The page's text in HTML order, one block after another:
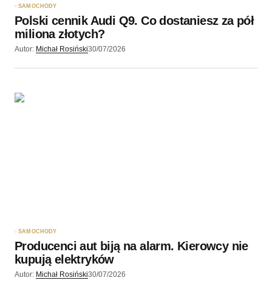
SAMOCHODY
Polski cennik Audi Q9. Co dostaniesz za pół
miliona złotych?
Autor: Michał Rosiński30/07/2026
SAMOCHODY
Producenci aut biją na alarm. Kierowcy nie
kupują elektryków
Autor: Michał Rosiński30/07/2026